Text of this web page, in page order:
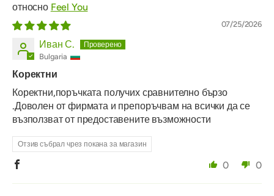
Feel You
07/25/2026
Иван С.
Bulgaria
Коректни
Коректни,поръчката получих сравнително бързо
.Доволен от фирмата и препоръчвам на всички да се
възползват от предоставените възможности
Отзив събрал чрез покана за магазин
0 0